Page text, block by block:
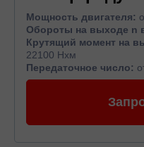
Мощность двигателя:
Обороты на выходе n
Крутящий момент на
22100 Нхм
Передаточное число: